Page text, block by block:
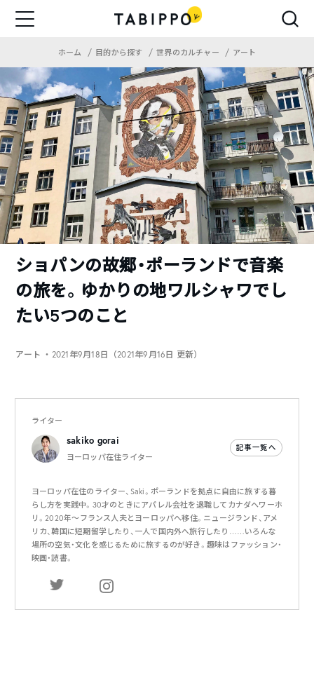
ホーム 目的から探す 世界のカルチャー アート
ショパンの故郷・ポーランドで音楽
の旅を。ゆかりの地ワルシャワでし
たい5つのこと
アート ・2021年9月18日（2021年9月16日 更新）
ライター
sakiko gorai
ヨーロッパ在住ライター
記事一覧へ
ヨーロッパ在住のライター、Saki。ポーランドを拠点に自由に旅する暮
らし方を実践中。30才のときにアパレル会社を退職してカナダへワーホ
リ。2020年〜フランス人夫とヨーロッパへ移住。ニュージランド、アメ
リカ、韓国に短期留学したり、一人で国内外へ旅行したり……いろんな
場所の空気・文化を感じるために旅するのが好き。趣味はファッション・
映画・読書。